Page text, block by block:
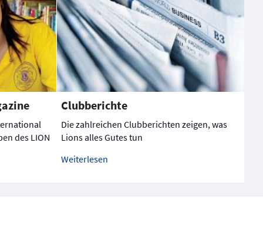
des LION
Clubberichte
Die zahlreichen Clubberichten zeigen, was
Lions alles Gutes tun
Weiterlesen